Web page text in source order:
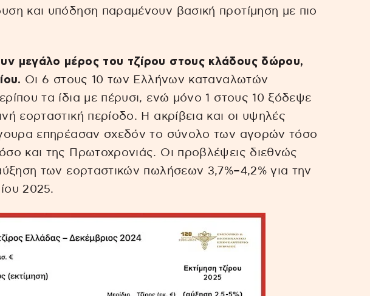
και υπόδηση παραμένουν βασική προτίμηση με πιο
μεγάλο μέρος του τζίρου στους κλάδους δώρου,
Οι 6 στους 10 των Ελλήνων καταναλωτών
τα ίδια με πέρυσι, ενώ μόνο 1 στους 10 ξόδεψε
εορταστική περίοδο. Η ακρίβεια και οι υψηλές
επηρέασαν σχεδόν το σύνολο των αγορών τόσο
και της Πρωτοχρονιάς. Οι προβλέψεις διεθνώς
των εορταστικών πωλήσεων 3,7%–4,2% για την
2025.